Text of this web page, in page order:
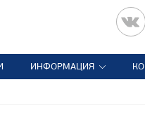
ИНФОРМАЦИЯ